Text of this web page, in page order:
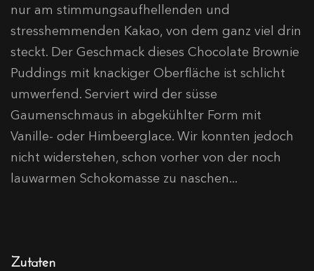
nur am stimmungsaufhellenden und
stresshemmenden Kakao, von dem ganz viel drin
steckt. Der Geschmack dieses Chocolate Brownie
Puddings mit knackiger Oberfläche ist schlicht
umwerfend. Serviert wird der süsse
Gaumenschmaus in abgekühlter Form mit
Vanille- oder Himbeerglace. Wir konnten jedoch
nicht widerstehen, schon vorher von der noch
lauwarmen Schokomasse zu naschen...
Zutaten